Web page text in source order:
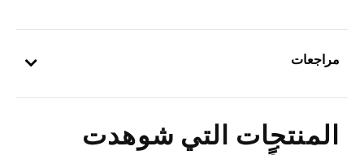
مراجعات
المنتجات التي شوهدت